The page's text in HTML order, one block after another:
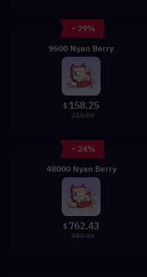
- 29%
9600 Nyan Berry
$ 158.25
219.99
- 24%
48000 Nyan Berry
$ 762.43
999.99